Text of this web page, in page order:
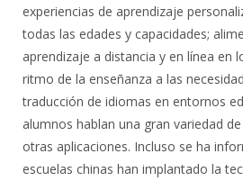
experiencias de aprendizaje
todas las edades y capacidades;
aprendizaje a distancia y en línea en
ritmo de la enseñanza a las
traducción de idiomas en entornos
alumnos hablan una gran variedad
otras aplicaciones. Incluso se ha
escuelas chinas han implantado la